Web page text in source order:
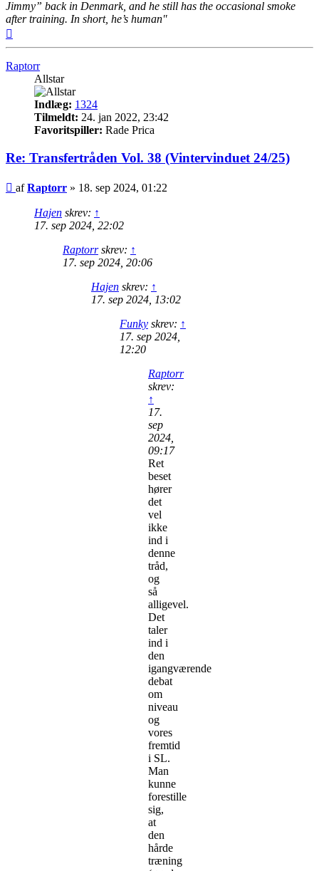
Jimmy” back in Denmark, and he still has the occasional smoke
after training. In short, he’s human"
Raptorr
Allstar
Indlæg: 1324
Tilmeldt: 24. jan 2022, 23:42
Favoritspiller: Rade Prica
Re: Transfertråden Vol. 38 (Vintervinduet 24/25)
Indlæg
afRaptorr » 18. sep 2024, 01:22
Hajen skrev: ↑
17. sep 2024, 22:02
Raptorrskrev: ↑
17. sep 2024, 20:06
Hajen skrev: ↑
17. sep 2024, 13:02
Funky skrev: ↑
17. sep 2024,
12:20
Raptorr
skrev:
↑
17.
sep
2024,
09:17
Ret
beset
hører
det
vel
ikke
ind i
denne
tråd,
og
så
alligevel.
Det
taler
ind i
den
igangværende
debat
om
niveau
og
vores
fremtid
i SL.
Man
kunne
forestille
sig,
at
den
hårde
træning